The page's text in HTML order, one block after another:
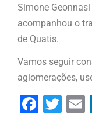
Simone
acompanhou o
de Quatis.
Vamos seguir
aglomerações,